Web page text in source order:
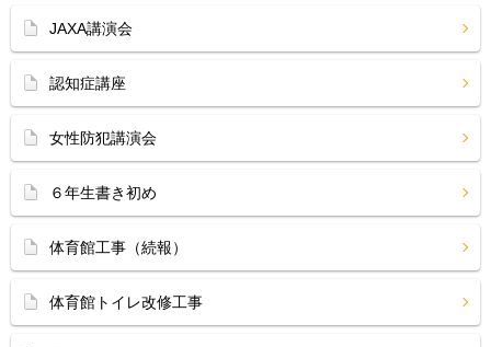
JAXA講演会
認知症講座
女性防犯講演会
６年生書き初め
体育館工事（続報）
体育館トイレ改修工事